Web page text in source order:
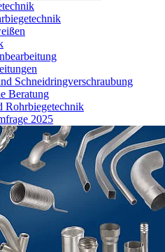
Schneidringverschraubung
Beratung
Rohrbiegetechnik
2025